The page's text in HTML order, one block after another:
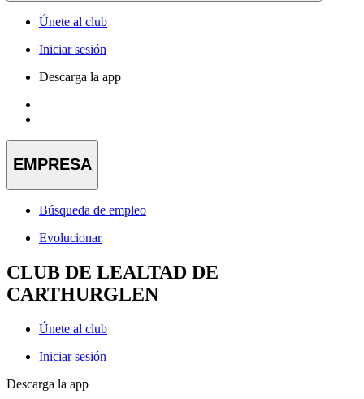
Únete al club
Iniciar sesión
Descarga la app
EMPRESA
Búsqueda de empleo
Evolucionar
CLUB DE LEALTAD DE
CARTHURGLEN
Únete al club
Iniciar sesión
Descarga la app